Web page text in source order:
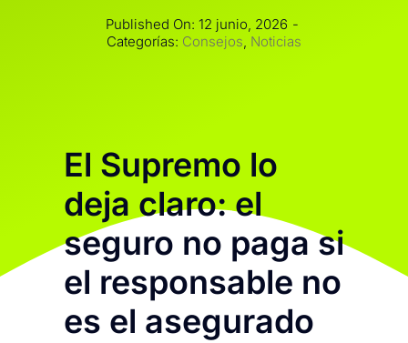
Published On: 12 junio, 2026 -
Categorías: Consejos, Noticias
El Supremo lo
deja claro: el
seguro no paga si
el responsable no
es el asegurado